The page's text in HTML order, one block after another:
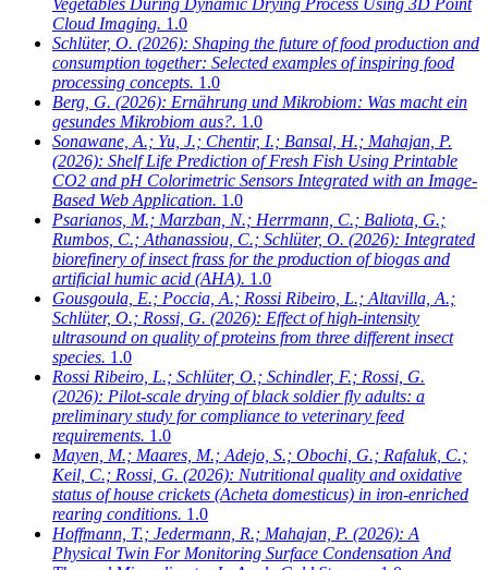
Cloud Imaging. 1.0
Schlüter, O. (2026): Shaping the future of food production and
consumption together: Selected examples of inspiring food
processing concepts. 1.0
Berg, G. (2026): Ernährung und Mikrobiom: Was macht ein
gesundes Mikrobiom aus?. 1.0
Sonawane, A.; Yu, J.; Chentir, I.; Bansal, H.; Mahajan, P.
(2026): Shelf Life Prediction of Fresh Fish Using Printable
CO2 and pH Colorimetric Sensors Integrated with an Image-
Based Web Application. 1.0
Psarianos, M.; Marzban, N.; Herrmann, C.; Baliota, G.;
Rumbos, C.; Athanassiou, C.; Schlüter, O. (2026): Integrated
biorefinery of insect frass for the production of biogas and
artificial humic acid (AHA). 1.0
Gousgoula, E.; Poccia, A.; Rossi Ribeiro, L.; Altavilla, A.;
Schlüter, O.; Rossi, G. (2026): Effect of high-intensity
ultrasound on quality of proteins from three different insect
species. 1.0
Rossi Ribeiro, L.; Schlüter, O.; Schindler, F.; Rossi, G.
(2026): Pilot-scale drying of black soldier fly adults: a
preliminary study for compliance to veterinary feed
requirements. 1.0
Mayen, M.; Maares, M.; Adejo, S.; Obochi, G.; Rafaluk, C.;
Keil, C.; Rossi, G. (2026): Nutritional quality and oxidative
status of house crickets (Acheta domesticus) in iron-enriched
rearing conditions. 1.0
Hoffmann, T.; Jedermann, R.; Mahajan, P. (2026): A
Physical Twin For Monitoring Surface Condensation And